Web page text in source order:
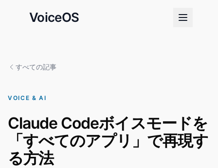
VoiceOS
すべての記事
VOICE & AI
Claude Codeボイスモードを
「すべてのアプリ」で再現す
る方法